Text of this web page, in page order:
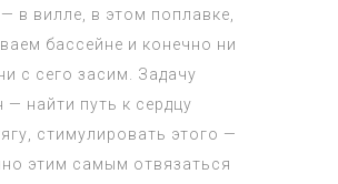
в вилле, в этом поплавке,
бассейне и конечно ни
с сего засим. Задачу
найти путь к сердцу
стимулировать этого —
этим самым отвязаться